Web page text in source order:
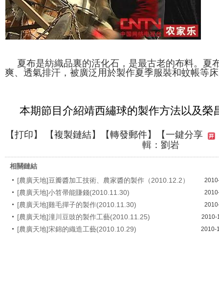
夏布是紡織品裏的活化石，是最古老的布料。夏
爽、透氣排汗，被廣泛用於製作夏季服裝和蚊帳等
本期節目介紹靖西繡球的製作方法以及榮
【打印】 【複製鏈結】【轉發郵件】
【一鍵分享
輯：劉岩
相關鏈結
[農廣天地]豆瓣醬加工技術、農家醬的製作（2010.12.2）
[農廣天地]小笤帚能賺錢(2010.11.30)
[農廣天地]雞毛撣子的製作(2010.11.30)
[農廣天地]潼川豆豉的製作工藝(2010.11.25) 2010-
[農廣天地]宋錦的織造工藝(2010.10.29) 2010-